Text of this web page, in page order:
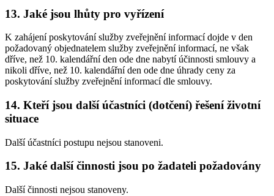
13. Jaké jsou lhůty pro vyřízení
K zahájení poskytování služby zveřejnění informací dojde v den
požadovaný objednatelem služby zveřejnění informací, ne však
dříve, než 10. kalendářní den ode dne nabytí účinnosti smlouvy a
nikoli dříve, než 10. kalendářní den ode dne úhrady ceny za
poskytování služby zveřejnění informací dle smlouvy.
14. Kteří jsou další účastníci (dotčení) řešení životní
situace
Další účastníci postupu nejsou stanoveni.
15. Jaké další činnosti jsou po žadateli požadovány
Další činnosti nejsou stanoveny.